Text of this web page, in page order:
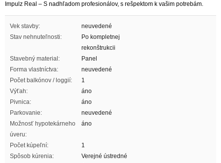
Impulz Real – S nadhľadom profesionálov, s rešpektom k vašim potrebám.
Vek stavby:
neuvedené
Stav nehnuteľnosti:
Po kompletnej
rekonštrukcii
Stavebný material:
Panel
Forma vlastníctva:
neuvedené
Počet balkónov / loggií:
1
Výťah:
áno
Pivnica:
áno
Parkovanie:
neuvedené
Možnosť hypotekárneho
úveru:
áno
Počet kúpeľní:
1
Spôsob kúrenia:
Verejné ústredné